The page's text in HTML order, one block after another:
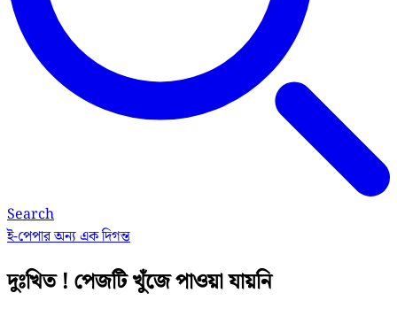
Search
ই-পেপারঅন্য এক দিগন্ত
দুঃখিত ! পেজটি খুঁজে পাওয়া যায়নি